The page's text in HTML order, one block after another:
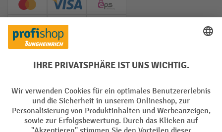
Creditcard (Master)Creditcard (Visa)
EPS
PayPal
Soziale Netzwerke
Impressum Datenschutz